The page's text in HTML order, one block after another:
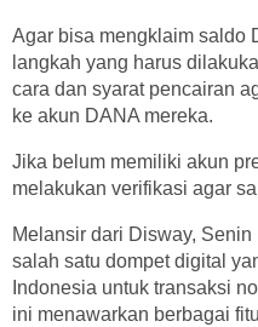
Agar bisa mengklaim saldo
langkah yang harus
cara dan syarat pencairan
ke akun DANA mereka.
Jika belum memiliki akun
melakukan verifikasi agar
Melansir dari Disway,
salah satu dompet digital
Indonesia untuk transaksi
ini menawarkan berbagai